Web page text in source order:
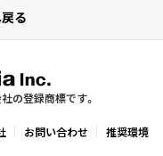
る
の登録商標です。
お問い合わせ 推奨環境